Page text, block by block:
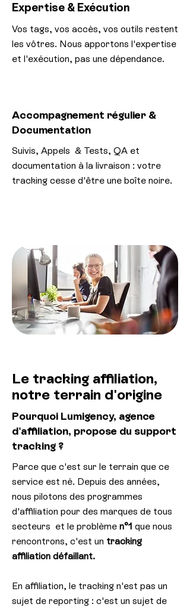
Expertise & Exécution
Vos tags, vos accès, vos outils restent
les vôtres. Nous apportons l'expertise
et l'exécution, pas une dépendance.
Accompagnement régulier &
Documentation
Suivis, Appels & Tests, QA et
documentation à la livraison : votre
tracking cesse d'être une boîte noire.
Le tracking affiliation,
notre terrain d'origine
Pourquoi Lumigency, agence
d'affiliation, propose du support
tracking ?
Parce que c'est sur le terrain que ce
service est né. Depuis des années,
nous pilotons des programmes
d'affiliation pour des marques de tous
secteurs et le problème n°1 que nous
rencontrons, c'est un tracking
affiliation défaillant.
En affiliation, le tracking n'est pas un
sujet de reporting : c'est un sujet de